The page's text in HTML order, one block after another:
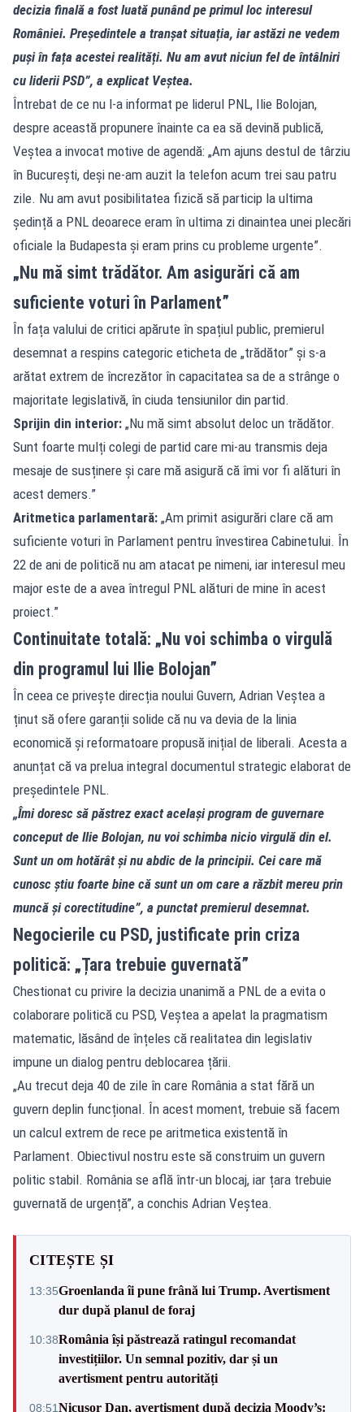
decizia finală a fost luată punând pe primul loc interesul
României. Președintele a tranșat situația, iar astăzi ne vedem
puși în fața acestei realități. Nu am avut niciun fel de întâlniri
cu liderii PSD”, a explicat Veștea.
Întrebat de ce nu l-a informat pe liderul PNL, Ilie Bolojan,
despre această propunere înainte ca ea să devină publică,
Veștea a invocat motive de agendă: „Am ajuns destul de târziu
în București, deși ne-am auzit la telefon acum trei sau patru
zile. Nu am avut posibilitatea fizică să particip la ultima
ședință a PNL deoarece eram în ultima zi dinaintea unei plecări
oficiale la Budapesta și eram prins cu probleme urgente”.
„Nu mă simt trădător. Am asigurări că am
suficiente voturi în Parlament”
În fața valului de critici apărute în spațiul public, premierul
desemnat a respins categoric eticheta de „trădător” și s-a
arătat extrem de încrezător în capacitatea sa de a strânge o
majoritate legislativă, în ciuda tensiunilor din partid.
Sprijin din interior: „Nu mă simt absolut deloc un trădător.
Sunt foarte mulți colegi de partid care mi-au transmis deja
mesaje de susținere și care mă asigură că îmi vor fi alături în
acest demers.”
Aritmetica parlamentară: „Am primit asigurări clare că am
suficiente voturi în Parlament pentru învestirea Cabinetului. În
22 de ani de politică nu am atacat pe nimeni, iar interesul meu
major este de a avea întregul PNL alături de mine în acest
proiect.”
Continuitate totală: „Nu voi schimba o virgulă
din programul lui Ilie Bolojan”
În ceea ce privește direcția noului Guvern, Adrian Veștea a
ținut să ofere garanții solide că nu va devia de la linia
economică și reformatoare propusă inițial de liberali. Acesta a
anunțat că va prelua integral documentul strategic elaborat de
președintele PNL.
„Îmi doresc să păstrez exact același program de guvernare
conceput de Ilie Bolojan, nu voi schimba nicio virgulă din el.
Sunt un om hotărât și nu abdic de la principii. Cei care mă
cunosc știu foarte bine că sunt un om care a răzbit mereu prin
muncă și corectitudine”, a punctat premierul desemnat.
Negocierile cu PSD, justificate prin criza
politică: „Țara trebuie guvernată”
Chestionat cu privire la decizia unanimă a PNL de a evita o
colaborare politică cu PSD, Veștea a apelat la pragmatism
matematic, lăsând de înțeles că realitatea din legislativ
impune un dialog pentru deblocarea țării.
„Au trecut deja 40 de zile în care România a stat fără un
guvern deplin funcțional. În acest moment, trebuie să facem
un calcul extrem de rece pe aritmetica existentă în
Parlament. Obiectivul nostru este să construim un guvern
politic stabil. România se află într-un blocaj, iar țara trebuie
guvernată de urgență”, a conchis Adrian Veștea.
CITEȘTE ȘI
13:35Groenlanda îi pune frână lui Trump. Avertisment
dur după planul de foraj
10:38România își păstrează ratingul recomandat
investițiilor. Un semnal pozitiv, dar și un
avertisment pentru autorități
08:51Nicușor Dan, avertisment după decizia Moody’s: